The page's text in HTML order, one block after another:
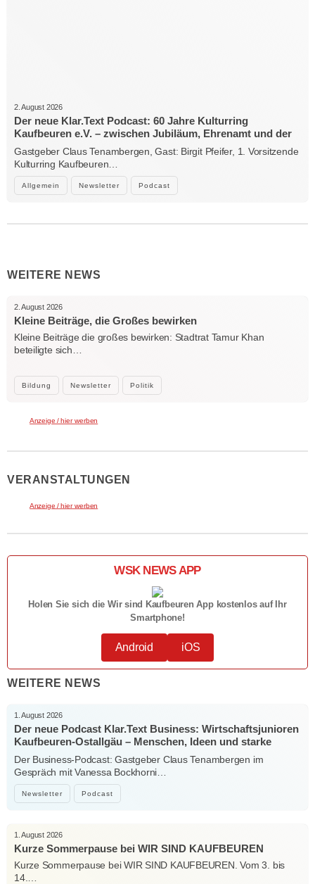
Allgemein Newsletter Podcast
2. August 2026
Der neue Klar.Text Podcast: 60 Jahre Kulturring
Kaufbeuren e.V. – zwischen Jubiläum, Ehrenamt und der
Kraft der Kultur
Gastgeber Claus Tenambergen, Gast: Birgit Pfeifer, 1. Vorsitzende
Kulturring Kaufbeuren…
WEITERE NEWS
Bildung Newsletter Politik
2. August 2026
Kleine Beiträge, die Großes bewirken
Kleine Beiträge die großes bewirken: Stadtrat Tamur Khan
beteiligte sich…
Anzeige / hier werben
VERANSTALTUNGEN
Anzeige / hier werben
WSK NEWS APP
Holen Sie sich die Wir sind Kaufbeuren App kostenlos auf Ihr
Smartphone!
Android iOS
WEITERE NEWS
Newsletter Podcast
1. August 2026
Der neue Podcast Klar.Text Business: Wirtschaftsjunioren
Kaufbeuren-Ostallgäu – Menschen, Ideen und starke
Verbindungen
Der Business-Podcast: Gastgeber Claus Tenambergen im
Gespräch mit Vanessa Bockhorni…
1. August 2026
Kurze Sommerpause bei WIR SIND KAUFBEUREN
Kurze Sommerpause bei WIR SIND KAUFBEUREN. Vom 3. bis
14.…